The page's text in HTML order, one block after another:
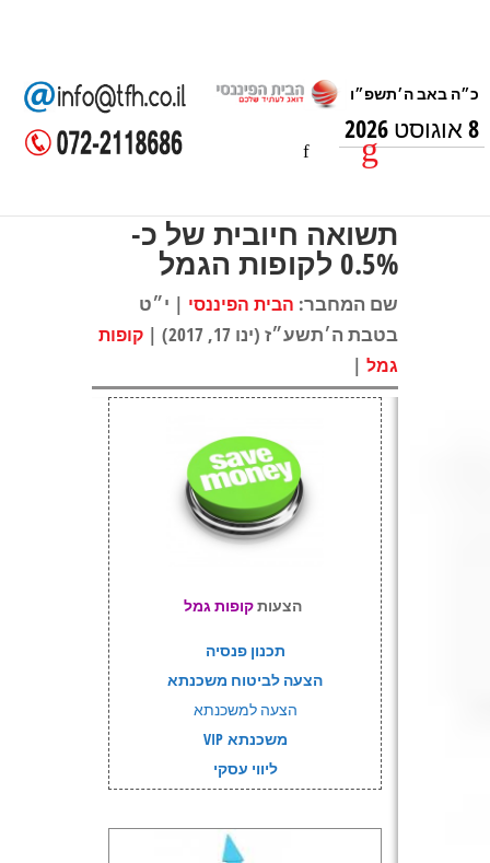
8 אוגוסט 2026
תשואה חיובית של כ-
0.5% לקופות הגמל
שם המחבר: הבית הפיננסי | י״ט
בטבת ה׳תשע״ז (ינו 17, 2017) |
קופות
גמל |
הצעותקופות גמל
תכנון פנסיה
הצעה לביטוח משכנתא
הצעה למשכנתא
משכנתא VIP
ליווי עסקי